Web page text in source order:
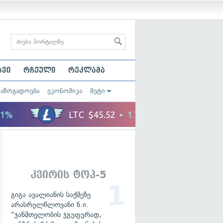
რჩეული რეკლამა
ეკონომიკა მეტი
კვირის ტოპ-5
გიგა ავალიანის საქმეზე
არასრულწლოვანი ნ.ი.
"ჯანმთელობის ჯგუფურად,